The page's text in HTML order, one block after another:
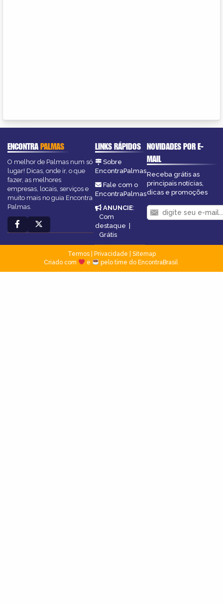
ENCONTRAPALMAS
O melhor de Palmas num só
lugar! Dicas, onde ir, o que
fazer, as melhores
empresas, locais, serviços e
muito mais no guia Encontra
Palmas.
LINKS RÁPIDOS
Sobre
EncontraPalmas
Fale com o
EncontraPalmas
ANUNCIE:
Com
destaque |
Grátis
NOVIDADES POR E-
MAIL
Receba grátis as
principais notícias,
dicas e promoções
Termos| Privacidade
Sitemap
Criado com
e pelo time do EncontraBrasil